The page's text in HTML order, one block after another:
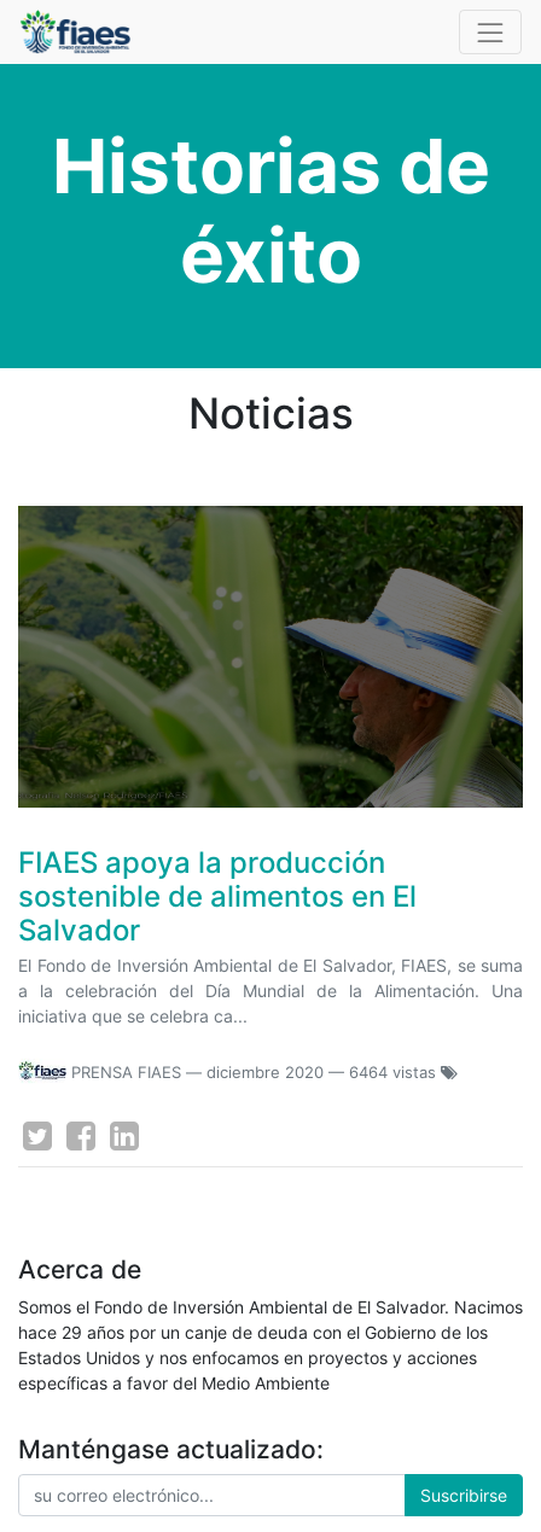
Historias de
éxito
Noticias
FIAES apoya la producción
sostenible de alimentos en El
Salvador
El Fondo de Inversión Ambiental de El Salvador, FIAES, se suma
a la celebración del Día Mundial de la Alimentación. Una
iniciativa que se celebra ca...
PRENSA FIAES — diciembre 2020 — 6464 vistas
Acerca de
Somos el Fondo de Inversión Ambiental de El Salvador. Nacimos
hace 29 años por un canje de deuda con el Gobierno de los
Estados Unidos y nos enfocamos en proyectos y acciones
específicas a favor del Medio Ambiente
Manténgase actualizado:
Suscribirse